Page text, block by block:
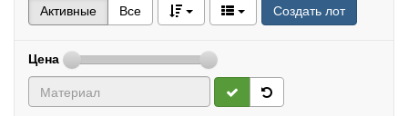
Активные Все Создать лот
Цена